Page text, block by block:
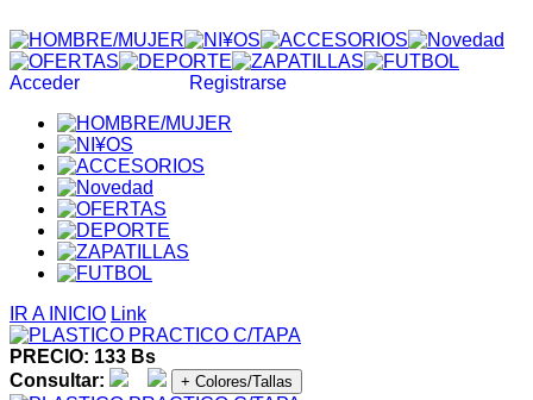
Acceder Registrarse
IR A INICIO Link
PRECIO: 133 Bs
Consultar:
+ Colores/Tallas